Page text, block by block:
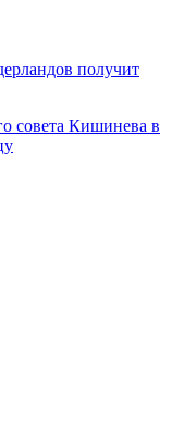
получит
совета Кишинева в